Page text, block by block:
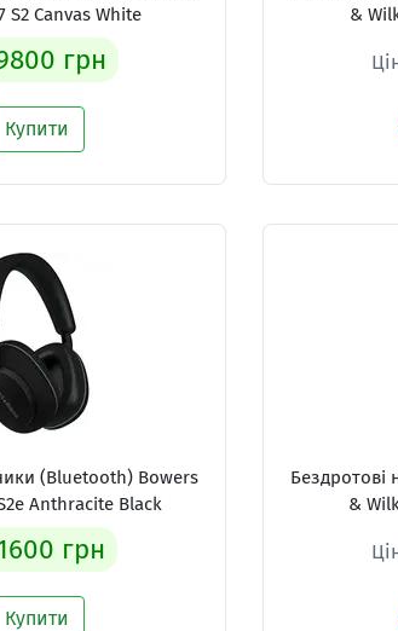
S2 Canvas White
грн
Купити
&
(Bluetooth) Bowers
Anthracite Black
грн
Купити
&